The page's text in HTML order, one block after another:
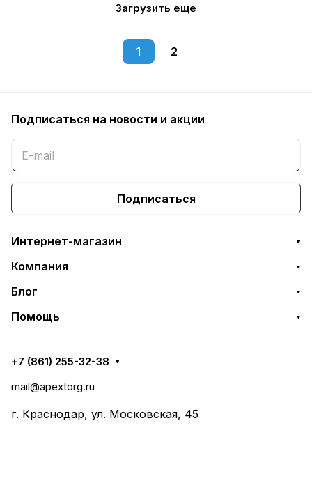
Загрузить еще
1 2
Подписаться на новости и акции
Подписаться
Интернет-магазин
Компания
Блог
Помощь
+7 (861) 255-32-38
mail@apextorg.ru
г. Краснодар, ул. Московская, 45